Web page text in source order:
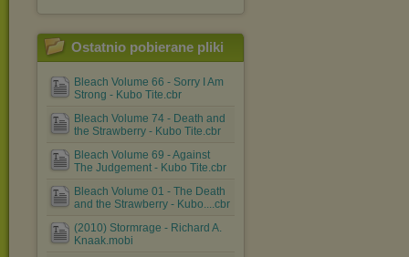
Ostatnio pobierane pliki
Bleach Volume 66 - Sorry I Am
Strong - Kubo Tite.cbr
Bleach Volume 74 - Death and
the Strawberry - Kubo Tite.cbr
Bleach Volume 69 - Against
The Judgement - Kubo Tite.cbr
Bleach Volume 01 - The Death
and the Strawberry - Kubo....cbr
(2010) Stormrage - Richard A.
Knaak.mobi